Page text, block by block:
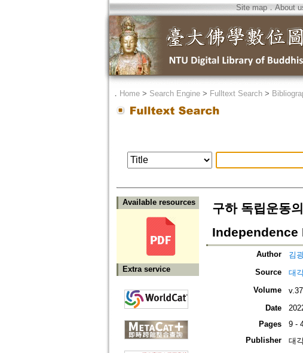
Site map．About
． Home> Search Engine> Fulltext Search>
Available resources
Extra service
구하 독립운동
Independence
Author
김
Source
대
Volume
Date
Pages
9 -
Publisher
대